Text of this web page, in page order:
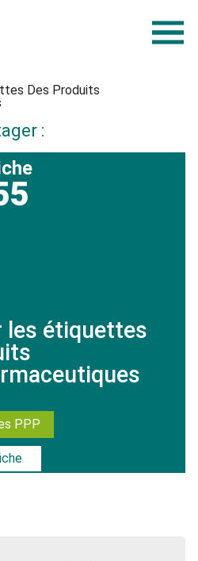
Des Produits
:
les étiquettes
PPP